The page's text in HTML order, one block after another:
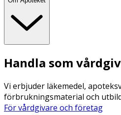
Handla som
Vi erbjuder läkemedel,
förbrukningsmaterial och
För vårdgivare och företag